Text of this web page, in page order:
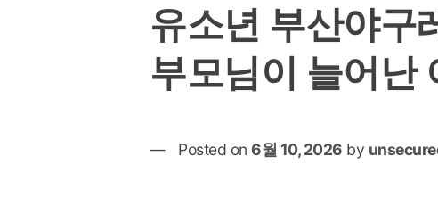
유소년 부산야구
부모님이 늘어난
Posted on6월 10, 2026 by